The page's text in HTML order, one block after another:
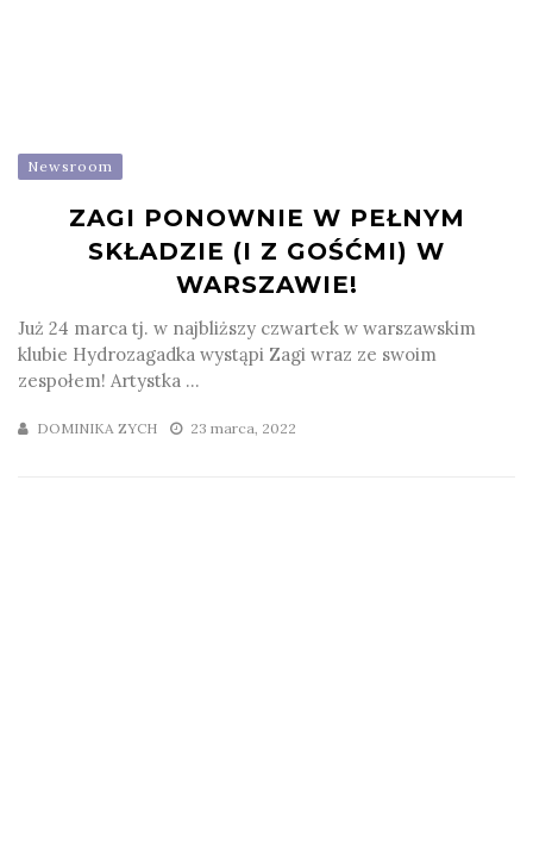
Newsroom
ZAGI PONOWNIE W PEŁNYM
SKŁADZIE (I Z GOŚĆMI) W
WARSZAWIE!
Już 24 marca tj. w najbliższy czwartek w warszawskim
klubie Hydrozagadka wystąpi Zagi wraz ze swoim
zespołem! Artystka ...
DOMINIKA ZYCH 23 marca, 2022